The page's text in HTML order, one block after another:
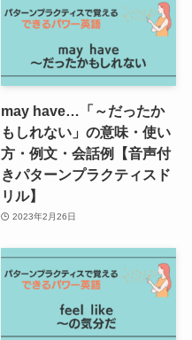
may have…「～だったか
もしれない」の意味・使い
方・例文・会話例【音声付
きパターンプラクティスド
リル】
2023年2月26日